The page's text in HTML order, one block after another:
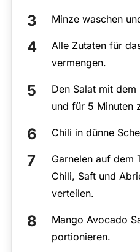
Minze waschen
Alle Zutaten für
vermengen.
Den Salat mit
und für 5 Minuten
Chili in dünne
Garnelen auf dem
Chili, Saft und
verteilen.
Mango Avocado
portionieren.